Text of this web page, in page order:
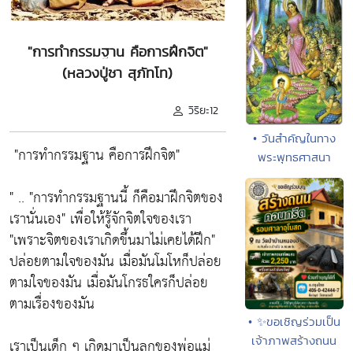
"การทำกรรมฐาน คือการฝึกจิต"
(หลวงปู่ชา สุภัทโท)
วิริยะ12
"การทำกรรมฐาน คือการฝึกจิต"
" .. "การทำกรรมฐานนี้ ก็คือมาฝึกจิตของ
เรานั่นเอง" เพื่อให้รู้จักจิตใจของเรา
"เพราะจิตของเราเกิดขึ้นมาไม่เคยได้ฝึก"
ปล่อยตามใจของมัน เมื่อมันโมโหก็ปล่อย
ตามใจของมัน เมื่อมันโกรธใครก็ปล่อย
ตามเรื่องของมัน
• วันสำคัญในทาง
พระพุทธศาสนา
• ✨ขอเชิญร่วมเป็น
เจ้าภาพสร้างถนน